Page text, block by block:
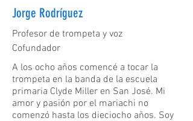
Jorge Rodríguez
Profesor de trompeta y voz
Cofundador
A los ocho años comencé a tocar la
trompeta en la banda de la escuela
primaria Clyde Miller en San José. Mi
amor y pasión por el mariachi no
comenzó hasta los dieciocho años. Soy